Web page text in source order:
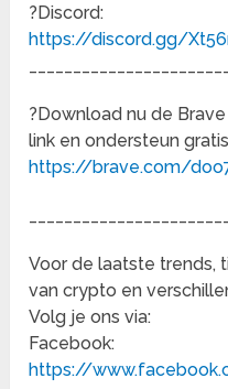
?Discord:
https://discord.gg/
?Download nu de
link en ondersteun
https://brave.com/
Voor de laatste trends,
van crypto en
Volg je ons via:
Facebook:
https://